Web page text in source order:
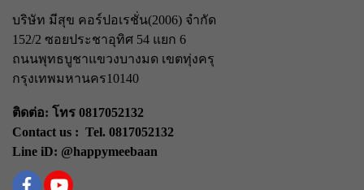
บริษัท มีสุข คอร์ปอเรชั่น(2006) จำกัด
152/2 ซอยประชาอุทิศ 54 แยก 6
ถนนพุทธบูชาแขวงบางมด เขตทุ่งครุ
กรุงเทพมหานคร10140
ติดต่อ: โทร 0817052132
Contact us : Tel. 0817052132
Line iD: @happymeebaan